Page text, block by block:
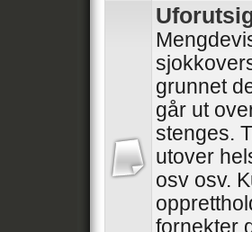
grunnet
går ut
stenges.
utover
osv osv.
fornekter